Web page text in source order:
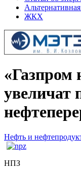
ЖКХ
увеличат
Нефть и
НПЗ